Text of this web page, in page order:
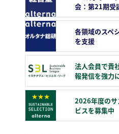
会：第21期受
各領域のスペ
を支援
法人会員で貴
報発信を強力
2026年度のサ
ビスを募集中